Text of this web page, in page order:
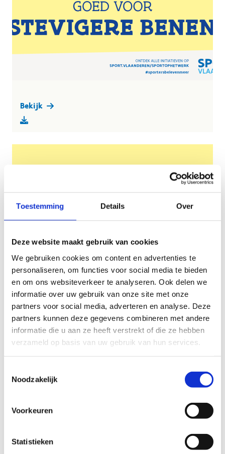
Toestemming Details Over
Deze website maakt gebruik van cookies
We gebruiken cookies om content en advertenties te
personaliseren, om functies voor social media te bieden
en om ons websiteverkeer te analyseren. Ook delen we
informatie over uw gebruik van onze site met onze
partners voor social media, adverteren en analyse. Deze
partners kunnen deze gegevens combineren met andere
informatie die u aan ze heeft verstrekt of die ze hebben
verzameld op basis van uw gebruik van hun services.
Noodzakelijk
Voorkeuren
Statistieken
Bekijk
Bekijk